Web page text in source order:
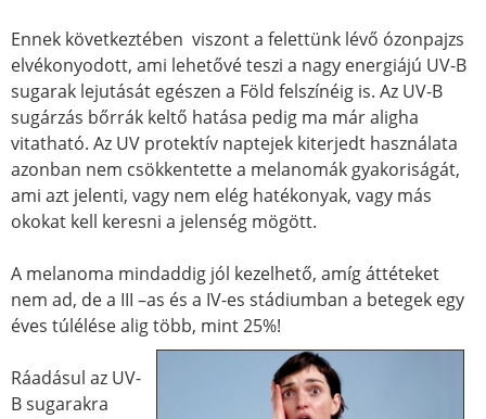
Ennek következtében viszont a felettünk lévő ózonpajzs
elvékonyodott, ami lehetővé teszi a nagy energiájú UV-B
sugarak lejutását egészen a Föld felszínéig is. Az UV-B
sugárzás bőrrák keltő hatása pedig ma már aligha
vitatható. Az UV protektív naptejek kiterjedt használata
azonban nem csökkentette a melanomák gyakoriságát,
ami azt jelenti, vagy nem elég hatékonyak, vagy más
okokat kell keresni a jelenség mögött.
A melanoma mindaddig jól kezelhető, amíg áttéteket
nem ad, de a III –as és a IV-es stádiumban a betegek egy
éves túlélése alig több, mint 25%!
Ráadásul az UV-
B sugarakra